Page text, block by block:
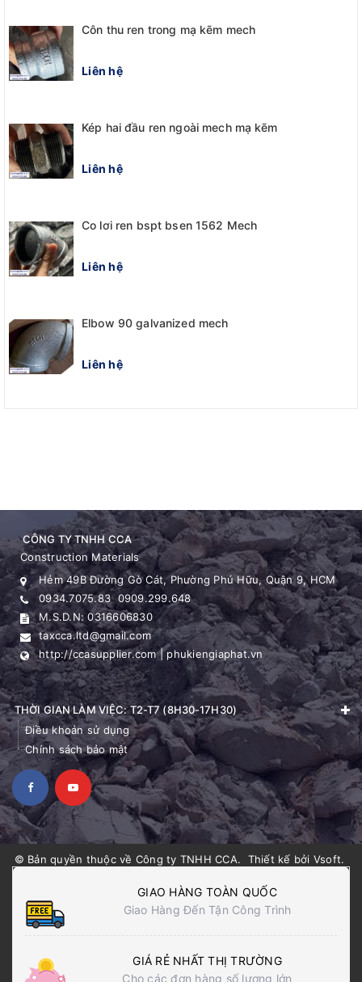
Côn thu ren trong mạ kẽm mech
Liên hệ
Kép hai đầu ren ngoài mech mạ kẽm
Liên hệ
Co lơi ren bspt bsen 1562 Mech
Liên hệ
Elbow 90 galvanized mech
Liên hệ
CÔNG TY TNHH CCA
Construction Materials
Hẻm 49B Đường Gò Cát, Phường Phú Hữu, Quận 9, HCM
0934.7075.83 0909.299.648
M.S.D.N: 0316606830
taxcca.ltd@gmail.com
http://ccasupplier.com | phukiengiaphat.vn
THỜI GIAN LÀM VIỆC: T2-T7 (8H30-17H30)
Điều khoản sử dụng
Chính sách bảo mật
© Bản quyền thuộc về Công ty TNHH CCA. Thiết kế bởi Vsoft.
GIAO HÀNG TOÀN QUỐC
Giao Hàng Đến Tận Công Trình
GIÁ RẺ NHẤT THỊ TRƯỜNG
Cho các đơn hàng số lượng lớn